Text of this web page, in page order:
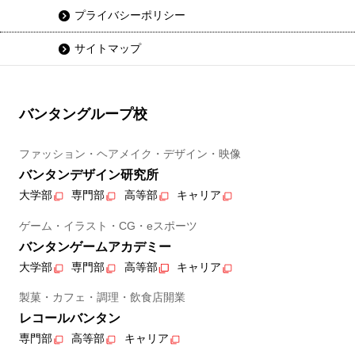
プライバシーポリシー
サイトマップ
バンタングループ校
ファッション・ヘアメイク・デザイン・映像
バンタンデザイン研究所
大学部 専門部 高等部 キャリア
ゲーム・イラスト・CG・eスポーツ
バンタンゲームアカデミー
大学部 専門部 高等部 キャリア
製菓・カフェ・調理・飲食店開業
レコールバンタン
専門部 高等部 キャリア